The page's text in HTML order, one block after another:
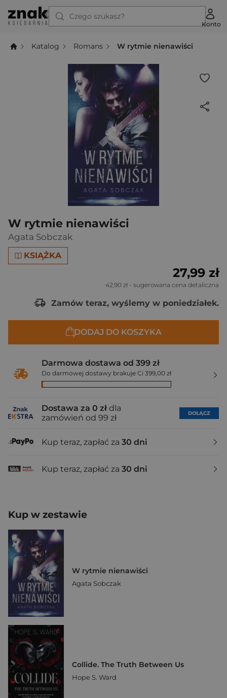
Czego szukasz?
Konto
Katalog Romans W rytmie nienawiści
W rytmie nienawiści
Agata Sobczak
KSIĄŻKA
27,99 zł
42,90 zł - sugerowana cena detaliczna
Zamów teraz, wyślemy w poniedziałek.
DODAJ DO KOSZYKA
Darmowa dostawa od 399 zł
Do darmowej dostawy brakuje Ci 399,00 zł
Dostawa za 0 zł dla
zamówień od 99 zł
DOŁĄCZ
Kup teraz, zapłać za 30 dni
Kup teraz, zapłać za 30 dni
Kup w zestawie
W rytmie nienawiści
Agata Sobczak
Collide. The Truth Between Us
Hope S. Ward